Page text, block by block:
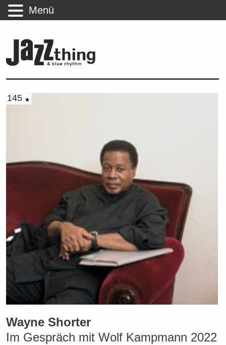
145
Wayne Shorter
Im Gespräch mit Wolf Kampmann 2022
Menü